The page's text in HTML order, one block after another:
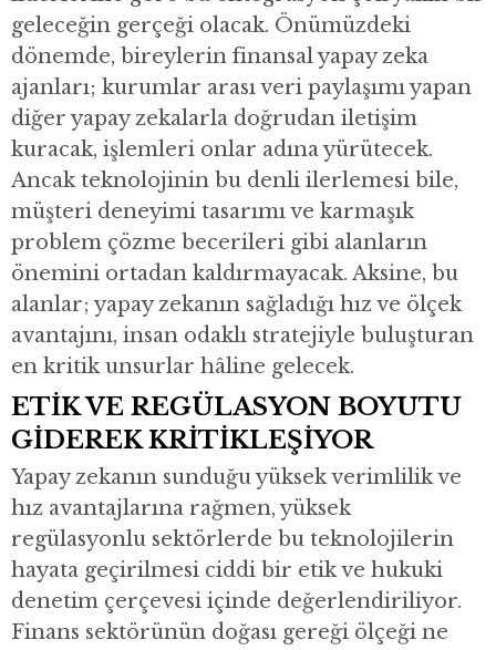
geleceğin gerçeği olacak. Önümüzdeki
dönemde, bireylerin finansal yapay zeka
ajanları; kurumlar arası veri paylaşımı yapan
diğer yapay zekalarla doğrudan iletişim
kuracak, işlemleri onlar adına yürütecek.
Ancak teknolojinin bu denli ilerlemesi bile,
müşteri deneyimi tasarımı ve karmaşık
problem çözme becerileri gibi alanların
önemini ortadan kaldırmayacak. Aksine, bu
alanlar; yapay zekanın sağladığı hız ve ölçek
avantajını, insan odaklı stratejiyle buluşturan
en kritik unsurlar hâline gelecek.
ETİK VE REGÜLASYON BOYUTU
GİDEREK KRİTİKLEŞİYOR
Yapay zekanın sunduğu yüksek verimlilik ve
hız avantajlarına rağmen, yüksek
regülasyonlu sektörlerde bu teknolojilerin
hayata geçirilmesi ciddi bir etik ve hukuki
denetim çerçevesi içinde değerlendiriliyor.
Finans sektörünün doğası gereği ölçeği ne